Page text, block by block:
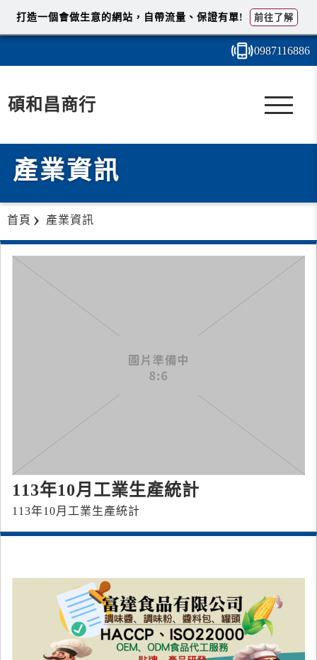
0987116886
碩和昌商行
產業資訊
首頁 產業資訊
113年10月工業生產統計
113年10月工業生產統計
打造一個會做生意的網站，自帶流量、保證有單! 前往了解